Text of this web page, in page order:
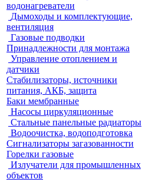
водонагреватели
Дымоходы и комплектующие,
вентиляция
Газовые подводки
Принадлежности для монтажа
Управление отоплением и
датчики
Стабилизаторы, источники
питания, АКБ, защита
Баки мембранные
Насосы циркуляционные
Стальные панельные радиаторы
Водоочистка, водоподготовка
Сигнализаторы загазованности
Горелки газовые
Излучатели для промышленных
объектов